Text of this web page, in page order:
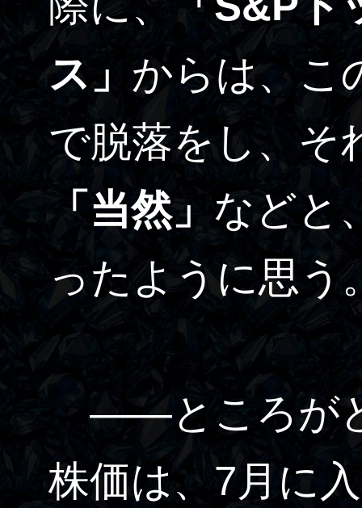
ス」 からは、こ
で脱落をし、そ
「当然」 などと
ったように思う
――ところが
株価は、7月に